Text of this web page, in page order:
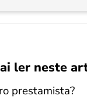
ler neste
prestamista?